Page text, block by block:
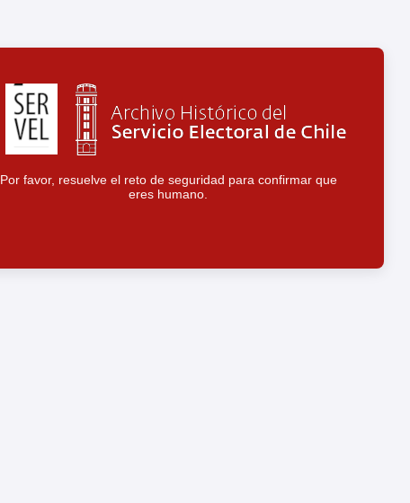
Por favor, resuelve el reto de seguridad para confirmar que
eres humano.